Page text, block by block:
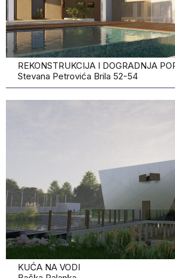
REKONSTRUKCIJA I DOGRADNJA
Stevana Petrovića Brila 52-54
KUĆA NA VODI